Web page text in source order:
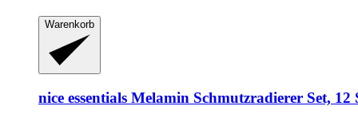
Warenkorb
nice essentials Melamin Schmutzradierer Set, 12